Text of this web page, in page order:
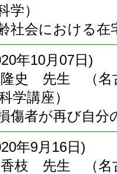
学）
会における在
年10月07日)
先生 （名古
学講座）
者が再び自分
年9月16日)
先生 （名古